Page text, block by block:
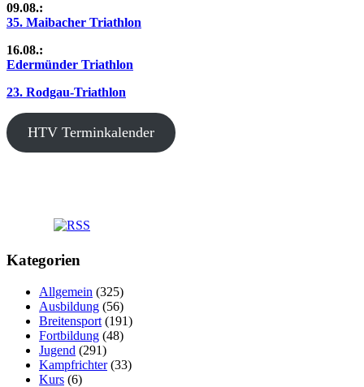
09.08.:
35. Maibacher Triathlon
16.08.:
Edermünder Triathlon
23. Rodgau-Triathlon
HTV Terminkalender
Kategorien
Allgemein (325)
Ausbildung (56)
Breitensport (191)
Fortbildung (48)
Jugend (291)
Kampfrichter(33)
Kurs (6)